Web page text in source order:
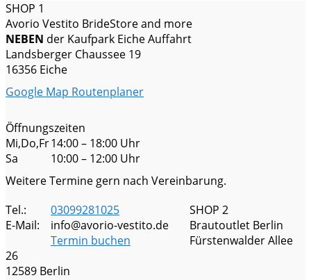
SHOP 1
Avorio Vestito BrideStore and more
NEBEN der Kaufpark Eiche Auffahrt
Landsberger Chaussee 19
16356 Eiche
Google Map Routenplaner
Öffnungszeiten
Mi,Do,Fr
Sa
14:00 – 18:00 Uhr
10:00 – 12:00 Uhr
Weitere Termine gern nach Vereinbarung.
Tel.:
E-Mail:
03099281025
info@avorio-vestito.de
Termin buchen
SHOP 2
Brautoutlet Berlin
Fürstenwalder Allee
26
12589 Berlin